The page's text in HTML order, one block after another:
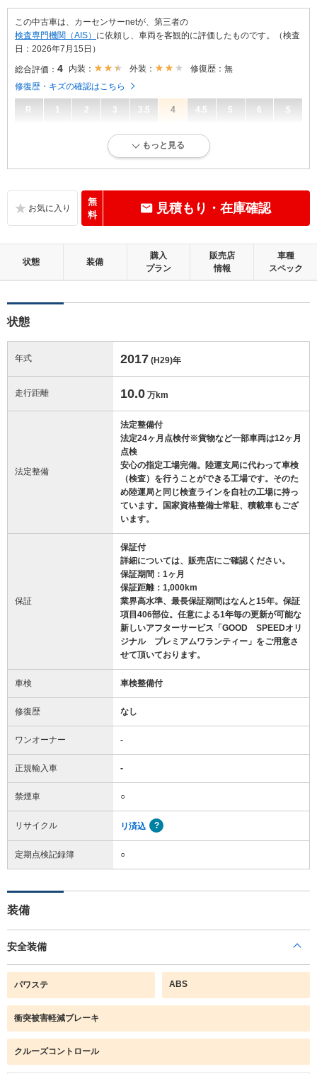
この中古車は、カーセンサーnetが、第三者の
検査専門機関（AIS） に依頼し、車両を客観的に評価したものです。（検査
日：2026年7月15日）
総合評価： 4 内装： 外装：
修復歴：無
修復歴・キズの確認はこちら
R 1 2 3 3.5 4 4.5 5 6 S
内外装に目立たない多少のキズ、ヘコミが認められる状態です。
目立たない軽微なダメージはありますが、良好な状態です。
修復歴：無
もっと見る
無
料
見積もり・在庫確認
状態 装備
購入
プラン
販売店
情報
車種
スペック
状態
年式 2017 (H29)年
走行距離 10.0 万km
法定整備
法定整備付
法定24ヶ月点検付※貨物など一部車両は12ヶ月
点検
安心の指定工場完備。陸運支局に代わって車検
（検査）を行うことができる工場です。そのた
め陸運局と同じ検査ラインを自社の工場に持っ
ています。国家資格整備士常駐、積載車もござ
います。
保証
保証付
詳細については、販売店にご確認ください。
保証期間：1ヶ月
保証距離：1,000km
業界高水準、最長保証期間はなんと15年。保証
項目406部位。任意による1年毎の更新が可能な
新しいアフターサービス「GOOD SPEEDオリ
ジナル プレミアムワランティー」をご用意さ
せて頂いております。
車検 車検整備付
修復歴 なし
ワンオーナー -
正規輸入車 -
禁煙車 ○
リサイクル リ済込
定期点検記録簿 ○
装備
安全装備
パワステ ABS
衝突被害軽減ブレーキ
クルーズコントロール